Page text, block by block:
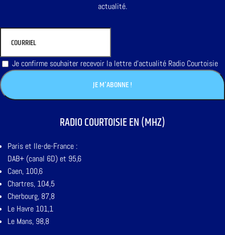
actualité.
Je confirme souhaiter recevoir la lettre d'actualité Radio Courtoisie
RADIO COURTOISIE EN (MHZ)
Paris et Ile-de-France :
DAB+ (canal 6D) et 95,6
Caen, 100,6
Chartres, 104,5
Cherbourg, 87,8
Le Havre 101,1
Le Mans, 98,8